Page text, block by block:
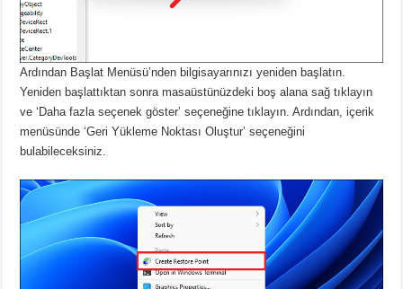
Ardından Başlat Menüsü’nden bilgisayarınızı yeniden başlatın.
Yeniden başlattıktan sonra masaüstünüzdeki boş alana sağ tıklayın
ve ‘Daha fazla seçenek göster’ seçeneğine tıklayın.Ardından, içerik
menüsünde ‘Geri Yükleme Noktası Oluştur’ seçeneğini
bulabileceksiniz.